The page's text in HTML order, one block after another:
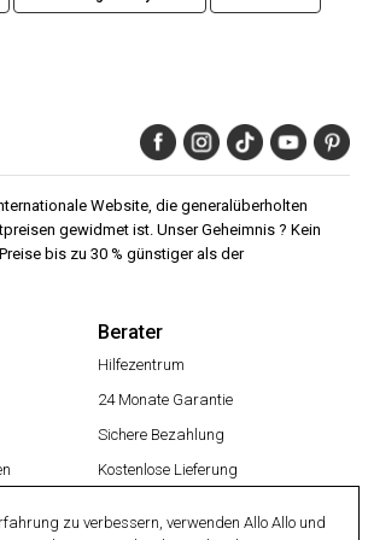
Website, die generalüberholten
gewidmet ist. Unser Geheimnis ? Kein
bis zu 30 % günstiger als der
Berater
Hilfezentrum
24 Monate Garantie
Sichere Bezahlung
Kostenlose Lieferung
zu verbessern, verwenden Allo Allo und